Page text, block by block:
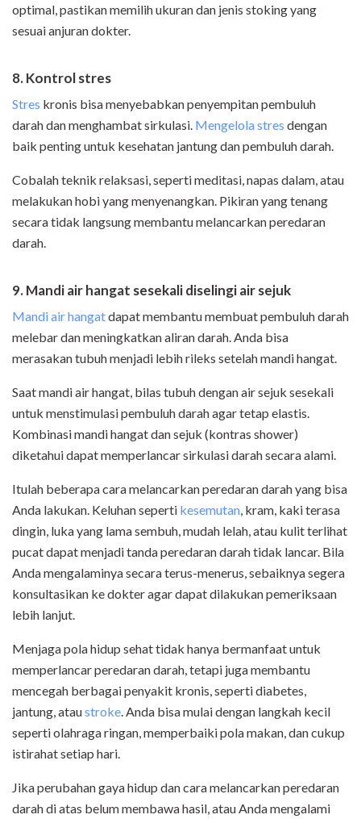
optimal, pastikan memilih ukuran dan jenis stoking yang
sesuai anjuran dokter.
8. Kontrol stres
Stres kronis bisa menyebabkan penyempitan pembuluh
darah dan menghambat sirkulasi. Mengelola stres dengan
baik penting untuk kesehatan jantung dan pembuluh darah.
Cobalah teknik relaksasi, seperti meditasi, napas dalam, atau
melakukan hobi yang menyenangkan. Pikiran yang tenang
secara tidak langsung membantu melancarkan peredaran
darah.
9. Mandi air hangat sesekali diselingi air sejuk
Mandi air hangatdapat membantu membuat pembuluh darah
melebar dan meningkatkan aliran darah. Anda bisa
merasakan tubuh menjadi lebih rileks setelah mandi hangat.
Saat mandi air hangat, bilas tubuh dengan air sejuk sesekali
untuk menstimulasi pembuluh darah agar tetap elastis.
Kombinasi mandi hangat dan sejuk (kontras shower)
diketahui dapat memperlancar sirkulasi darah secara alami.
Itulah beberapa cara melancarkan peredaran darah yang bisa
Anda lakukan. Keluhan seperti kesemutan , kram, kaki terasa
dingin, luka yang lama sembuh, mudah lelah, atau kulit terlihat
pucat dapat menjadi tanda peredaran darah tidak lancar. Bila
Anda mengalaminya secara terus-menerus, sebaiknya segera
konsultasikan ke dokter agar dapat dilakukan pemeriksaan
lebih lanjut.
Menjaga pola hidup sehat tidak hanya bermanfaat untuk
memperlancar peredaran darah, tetapi juga membantu
mencegah berbagai penyakit kronis, seperti diabetes,
jantung, ataustroke . Anda bisa mulai dengan langkah kecil
seperti olahraga ringan, memperbaiki pola makan, dan cukup
istirahat setiap hari.
Jika perubahan gaya hidup dan cara melancarkan peredaran
darah di atas belum membawa hasil, atau Anda mengalami